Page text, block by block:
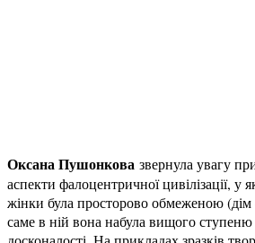
Оксана Пушонкова звернула увагу
аспекти фалоцентричної цивілізації, у
жінки була просторово обмеженою
саме в ній вона набула вищого ступеню